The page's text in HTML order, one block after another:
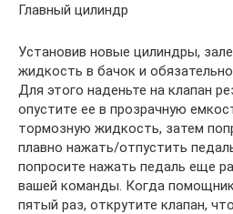
Главный цилиндр
Установив новые цилиндры,
жидкость в бачок и
Для этого наденьте на клапан
опустите ее в прозрачную
тормозную жидкость, затем
плавно нажать/отпустить
попросите нажать педаль еще
вашей команды. Когда
пятый раз, открутите клапан,